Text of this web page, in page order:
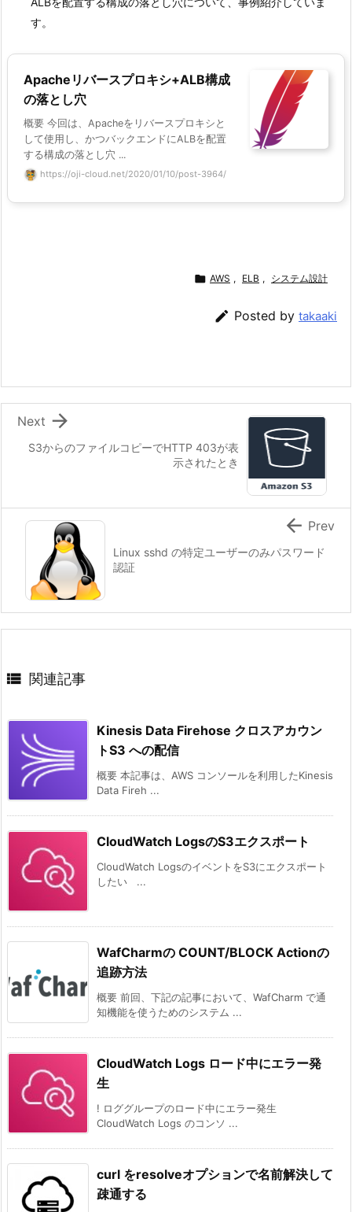
す。
Apacheリバースプロキシ+ALB構成
の落とし穴
概要 今回は、Apacheをリバースプロキシと
して使用し、かつバックエンドにALBを配置
する構成の落とし穴 ...
https://oji-cloud.net/2020/01/10/post-3964/
 AWS , ELB , システム設計
 Posted by takaaki
S3からのファイルコピーでHTTP 403が表
示されたとき

Next
Linux sshd の特定ユーザーのみパスワード
認証
 Prev
 関連記事
Kinesis Data Firehose クロスアカウン
トS3 への配信
概要 本記事は、AWS コンソールを利用したKinesis
Data Fireh ...
CloudWatch LogsのS3エクスポート
CloudWatch LogsのイベントをS3にエクスポート
したい ...
WafCharmの COUNT/BLOCK Actionの
追跡方法
概要 前回、下記の記事において、WafCharm で通
知機能を使うためのシステム ...
CloudWatch Logs ロード中にエラー発
生
! ロググループのロード中にエラー発生
CloudWatch Logs のコンソ ...
curl をresolveオプションで名前解決して
疎通する